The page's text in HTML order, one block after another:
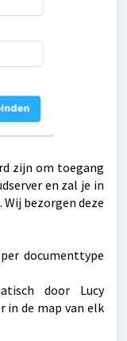
zijn om toegang
en zal je in
bezorgen deze
documenttype
door Lucy
in de map van elk